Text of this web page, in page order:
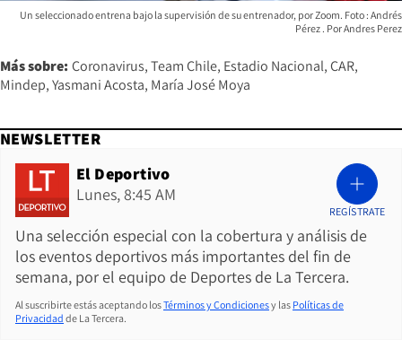
Un seleccionado entrena bajo la supervisión de su entrenador, por Zoom. Foto : Andrés
Pérez
Andres Perez
Más sobre: Coronavirus Team Chile Estadio Nacional CAR
Mindep Yasmani Acosta María José Moya
NEWSLETTER
El Deportivo
Lunes, 8:45 AM
Una selección especial con la cobertura y análisis de
los eventos deportivos más importantes del fin de
semana, por el equipo de Deportes de La Tercera.
REGÍSTRATE
Al suscribirte estás aceptando losTérminos y Condicionesy las Políticas de
Privacidad de La Tercera.